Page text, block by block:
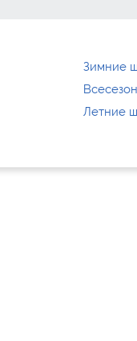
Зимние
Летние